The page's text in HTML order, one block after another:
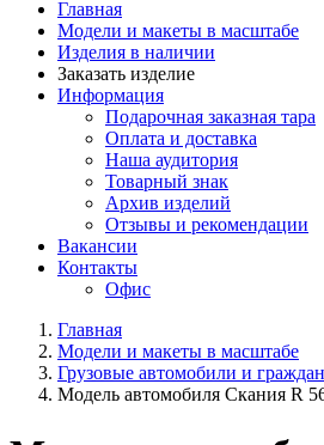
Главная
Модели и макеты в масштабе
Изделия в наличии
Заказать изделие
Информация
Подарочная заказная тара
Оплата и доставка
Наша аудитория
Товарный знак
Архив изделий
Отзывы и рекомендации
Вакансии
Контакты
Офис
Главная
Модели и макеты в масштабе
Грузовые автомобили и
Модель автомобиля Скания R